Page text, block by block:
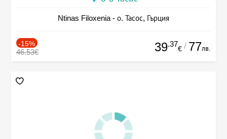
Ntinas Filoxenia - о. Тасос, Гърция
-15%
46.53€ 39.37
€ / 77лв.